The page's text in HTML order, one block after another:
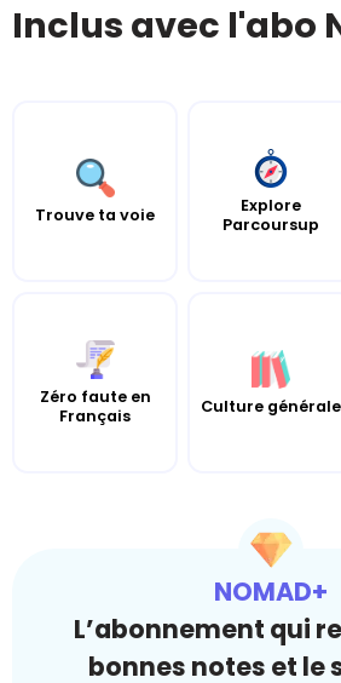
Inclus avec l'abo
Trouve ta voie
Explore
Parcoursup
Zéro faute en
Français
Culture générale
NOMAD+
L’abonnement qui
bonnes notes et le